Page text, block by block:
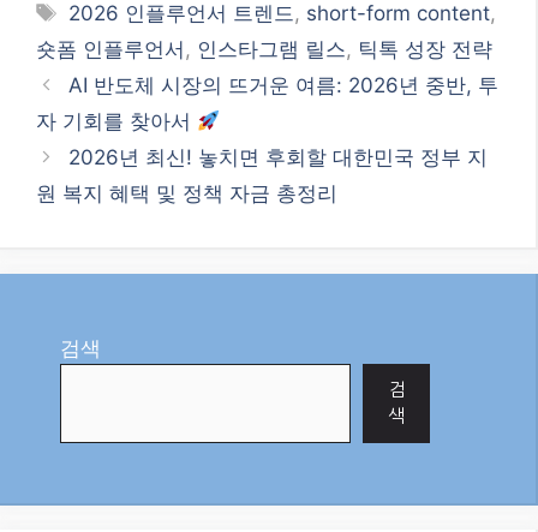
Tags
2026 인플루언서 트렌드, short-form content,
숏폼 인플루언서 , 인스타그램 릴스, 틱톡 성장 전략
AI 반도체 시장의 뜨거운 여름: 2026년 중반, 투
자 기회를 찾아서
2026년 최신! 놓치면 후회할 대한민국 정부 지
원 복지 혜택 및 정책 자금 총정리
검색
검
색